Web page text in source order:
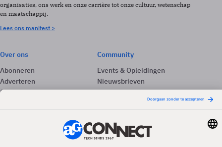
organisaties, ons werk en onze carrière tot onze cultuur, wetenschap
en maatschappij.
Lees ons manifest >
Over ons
Abonneren
Adverteren
Contact
Community
Events & Opleidingen
Nieuwsbrieven
Vacatures